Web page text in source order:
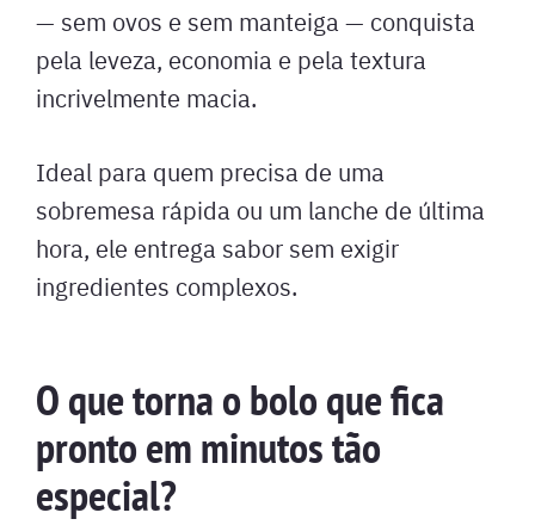
— sem ovos e sem manteiga — conquista
pela leveza, economia e pela textura
incrivelmente macia.
Ideal para quem precisa de uma
sobremesa rápida ou um lanche de última
hora, ele entrega sabor sem exigir
ingredientes complexos.
O que torna o bolo que fica
pronto em minutos tão
especial?